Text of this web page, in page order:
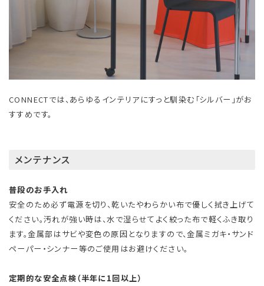
CONNECTでは、あらゆるインテリアにすっと馴染む「シルバー」がお
すすめです。
メンテナンス
普段のお手入れ
安全のため必ず電源を切り、乾いたやわらかい布で優しく拭き上げて
ください。汚れが強い時は、水で湿らせてよく絞った布で軽くふき取り
ます。金属部はサビや変色の原因となりますので、金属ミガキ・サンド
ペーパー・シンナー等のご使用はお避けください。
定期的な安全点検（半年に1回以上）